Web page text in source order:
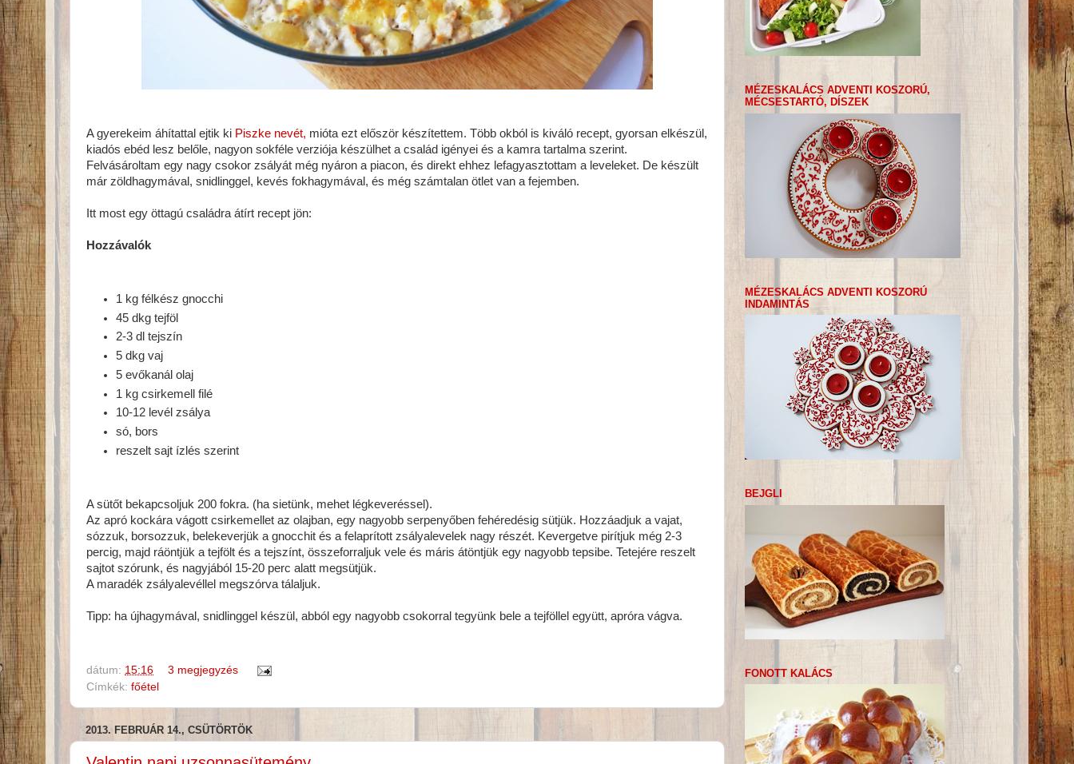
A gyerekeim áhítattal ejtik ki Piszke nevét, mióta ezt először készítettem. Több okból is kiváló recept, gyorsan elkészül,
kiadós ebéd lesz belőle, nagyon sokféle verziója készülhet a család igényei és a kamra tartalma szerint.
Felvásároltam egy nagy csokor zsályát még nyáron a piacon, és direkt ehhez lefagyasztottam a leveleket. De készült
már zöldhagymával, snidlinggel, kevés fokhagymával, és még számtalan ötlet van a fejemben.
Itt most egy öttagú családra átírt recept jön:
Hozzávalók
1 kg félkész gnocchi
45 dkg tejföl
2-3 dl tejszín
5 dkg vaj
5 evőkanál olaj
1 kg csirkemell filé
10-12 levél zsálya
só, bors
reszelt sajt ízlés szerint
A sütőt bekapcsoljuk 200 fokra. (ha sietünk, mehet légkeveréssel).
Az apró kockára vágott csirkemellet az olajban, egy nagyobb serpenyőben fehéredésig sütjük. Hozzáadjuk a vajat,
sózzuk, borsozzuk, belekeverjük a gnocchit és a felaprított zsályalevelek nagy részét. Kevergetve pirítjuk még 2-3
percig, majd ráöntjük a tejfölt és a tejszínt, összeforraljuk vele és máris átöntjük egy nagyobb tepsibe. Tetejére reszelt
sajtot szórunk, és nagyjából 15-20 perc alatt megsütjük.
A maradék zsályalevéllel megszórva tálaljuk.
Tipp: ha újhagymával, snidlinggel készül, abból egy nagyobb csokorral tegyünk bele a tejföllel együtt, apróra vágva.
dátum: 15:16
3 megjegyzés
Címkék: főétel
2013. FEBRUÁR 14., CSÜTÖRTÖK
MÉZESKALÁCS ADVENTI KOSZORÚ,
MÉCSESTARTÓ, DÍSZEK
MÉZESKALÁCS ADVENTI KOSZORÚ
INDAMINTÁS
BEJGLI
FONOTT KALÁCS